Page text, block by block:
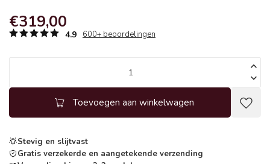
€319,00
4.9 600+ beoordelingen
Toevoegen aan winkelwagen
Stevig en slijtvast
Gratis verzekerde en aangetekende verzending